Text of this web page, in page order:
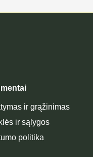
ir grąžinimas
ir sąlygos
politika